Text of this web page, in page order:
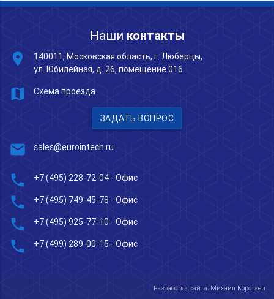
Наши контакты
place
140011, Московская область, г. Люберцы,
ул. Юбилейная, д. 26, помещение 016
map Схема проезда
ЗАДАТЬ ВОПРОС
mail sales@eurointech.ru
phone +7 (495) 228-72-04 - Офис
phone +7 (495) 749-45-78 - Офис
phone +7 (495) 925-77-10 - Офис
phone +7 (499) 289-00-15 - Офис
Разработка сайта: Михаил Коротаев